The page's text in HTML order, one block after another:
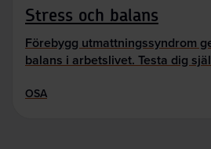
Stress och balans
Förebygg utmattningssyndrom
balans i arbetslivet. Testa dig
OSA